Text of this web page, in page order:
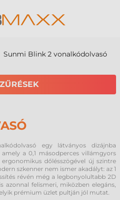
Sunmi Blink 2 vonalkódolvasó
egy látványos dizájnba
a 0,1 másodperces villámgyors
ergonomikus dőlésszögével új szintre
szkenner nem ismer akadályt: az 1
révén még a legbonyolultabb 2D
azonnal felismeri, miközben elegáns,
prémium üzlet pultján jól mutat.